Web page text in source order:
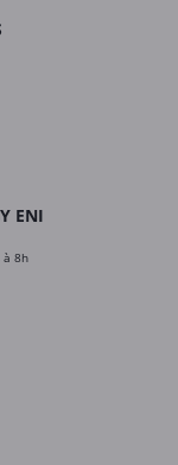
ENI
à 8h